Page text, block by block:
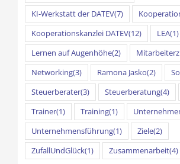
KI-Werkstatt der DATEV(7)
Kooperationskanzlei DATEV(12) LEA(1)
Lernen auf Augenhöhe(2)
Networking(3) Ramona Jasko(2)
Steuerberater(3) Steuerberatung(4)
Trainer(1) Training(1)
Unternehmensführung(1) Ziele(2)
ZufallUndGlück(1) Zusammenarbeit(4)